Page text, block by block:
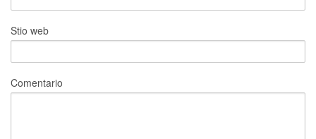
Stio web
Comentario